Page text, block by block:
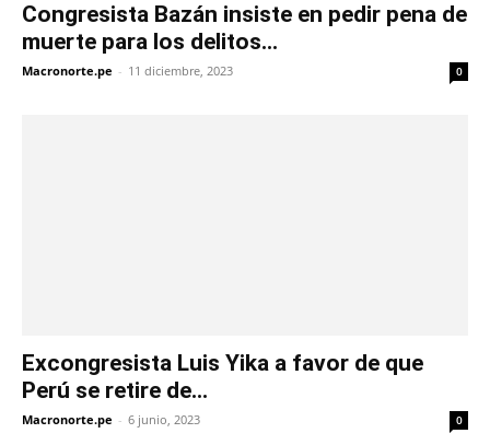
Congresista Bazán insiste en pedir pena de
muerte para los delitos...
Macronorte.pe - 11 diciembre, 2023 0
Excongresista Luis Yika a favor de que
Perú se retire de...
Macronorte.pe - 6 junio, 2023 0